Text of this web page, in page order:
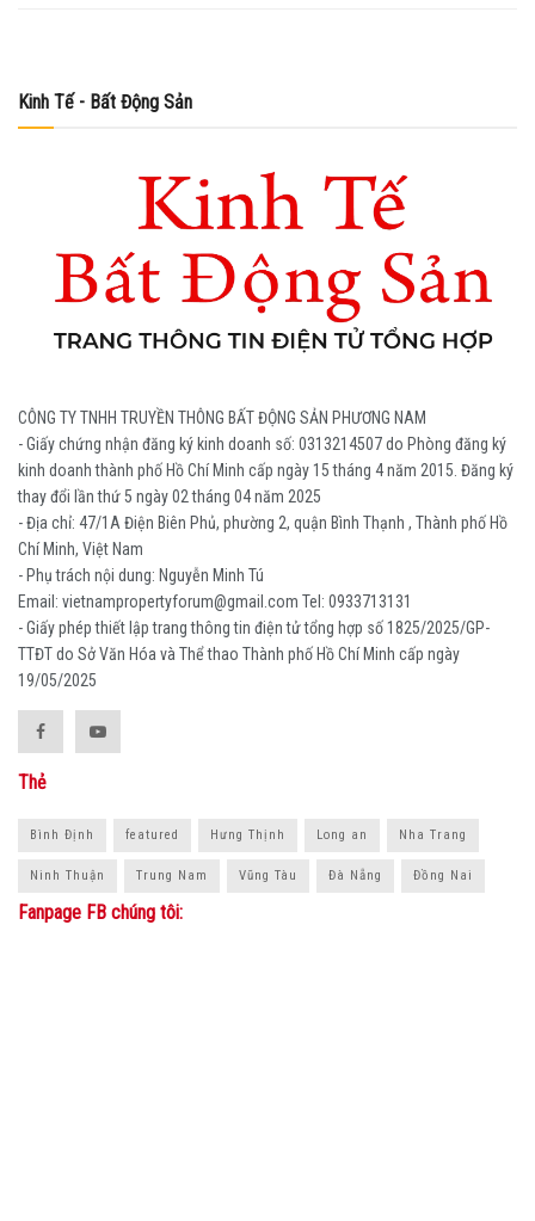
Kinh Tế - Bất Động Sản
CÔNG TY TNHH TRUYỀN THÔNG BẤT ĐỘNG SẢN PHƯƠNG NAM
- Giấy chứng nhận đăng ký kinh doanh số: 0313214507 do Phòng đăng ký
kinh doanh thành phố Hồ Chí Minh cấp ngày 15 tháng 4 năm 2015. Đăng ký
thay đổi lần thứ 5 ngày 02 tháng 04 năm 2025
- Địa chỉ: 47/1A Điện Biên Phủ, phường 2, quận Bình Thạnh , Thành phố Hồ
Chí Minh, Việt Nam
- Phụ trách nội dung: Nguyễn Minh Tú
Email: vietnampropertyforum@gmail.com Tel: ‭0933713131
- Giấy phép thiết lập trang thông tin điện tử tổng hợp số 1825/2025/GP-
TTĐT do Sở Văn Hóa và Thể thao Thành phố Hồ Chí Minh cấp ngày
19/05/2025
Thẻ
Bình Định featured Hưng Thịnh Long an Nha Trang
Ninh Thuận Trung Nam Vũng Tàu Đà Nẵng Đồng Nai
Fanpage FB chúng tôi: